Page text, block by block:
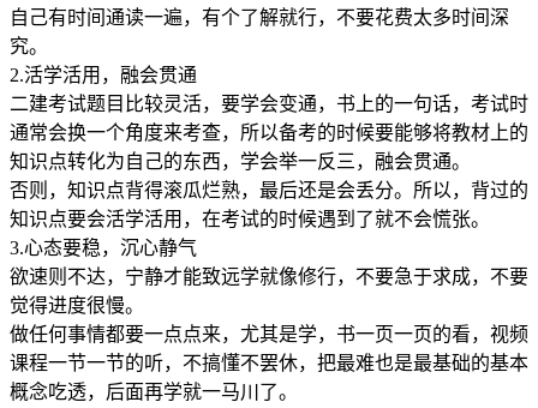
自己有时间通读一遍，有个了解就行，不要花费太多时间深
究。
2.活学活用，融会贯通
二建考试题目比较灵活，要学会变通，书上的一句话，考试时
通常会换一个角度来考查，所以备考的时候要能够将教材上的
知识点转化为自己的东西，学会举一反三，融会贯通。
否则，知识点背得滚瓜烂熟，最后还是会丢分。所以，背过的
知识点要会活学活用，在考试的时候遇到了就不会慌张。
3.心态要稳，沉心静气
欲速则不达，宁静才能致远学就像修行，不要急于求成，不要
觉得进度很慢。
做任何事情都要一点点来，尤其是学，书一页一页的看，视频
课程一节一节的听，不搞懂不罢休，把最难也是最基础的基本
概念吃透，后面再学就一马川了。